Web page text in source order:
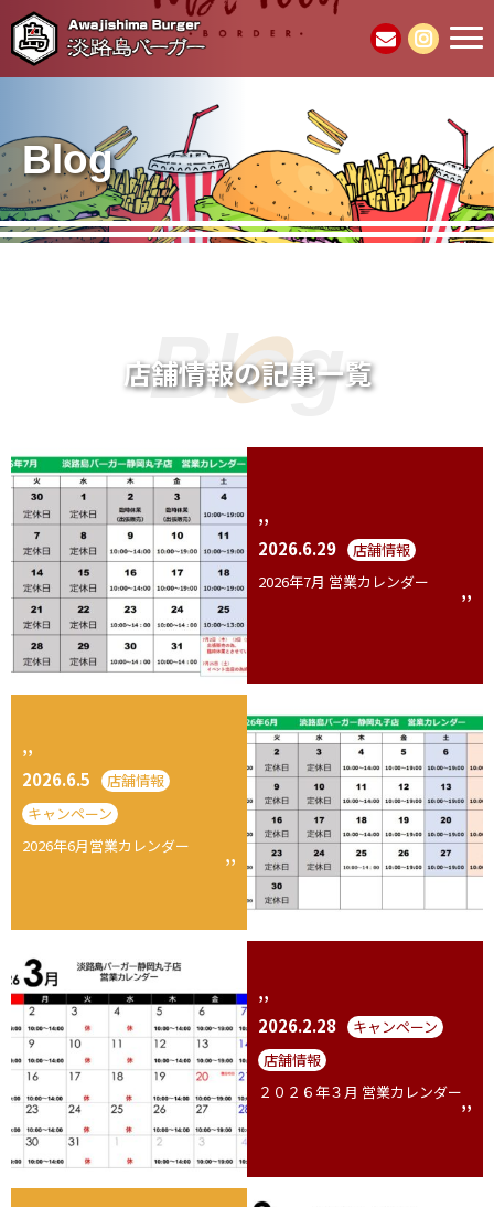
Blog
Blog
店舗情報の記事一覧
2026.6.29
店舗情報
2026年7月 営業カレンダー
2026.6.5
店舗情報
キャンペーン
2026年6月営業カレンダー
2026.2.28
キャンペーン
店舗情報
２０２６年３月 営業カレンダー